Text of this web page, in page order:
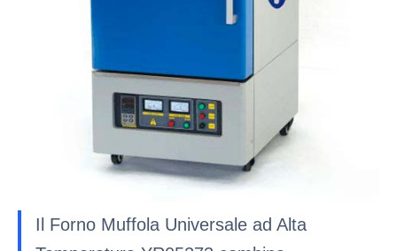
Il Forno Muffola Universale ad Alta